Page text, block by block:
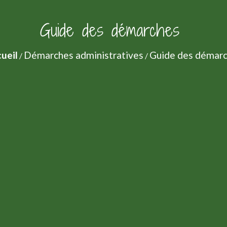
Guide des démarches
/ Démarches administratives / Guide des